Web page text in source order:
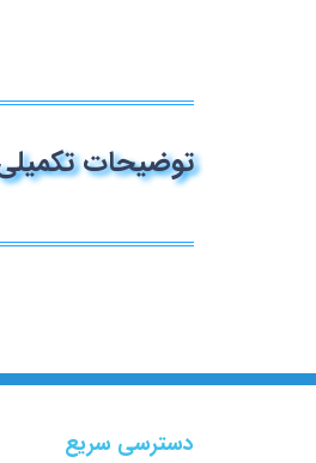
توضیحات
دسترسی سریع